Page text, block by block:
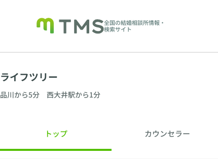
全国の結婚相談所情報・
検索サイト
ライフツリー
品川から5分 西大井駅から1分
トップ カウンセラー